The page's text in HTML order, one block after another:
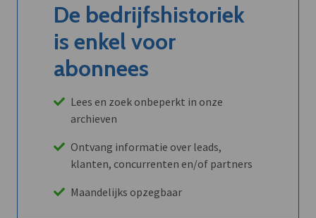
De bedrijfshistoriek
is enkel voor
abonnees
Lees en zoek onbeperkt in onze
archieven
Ontvang informatie over leads,
klanten, concurrenten en/of partners
Maandelijks opzegbaar